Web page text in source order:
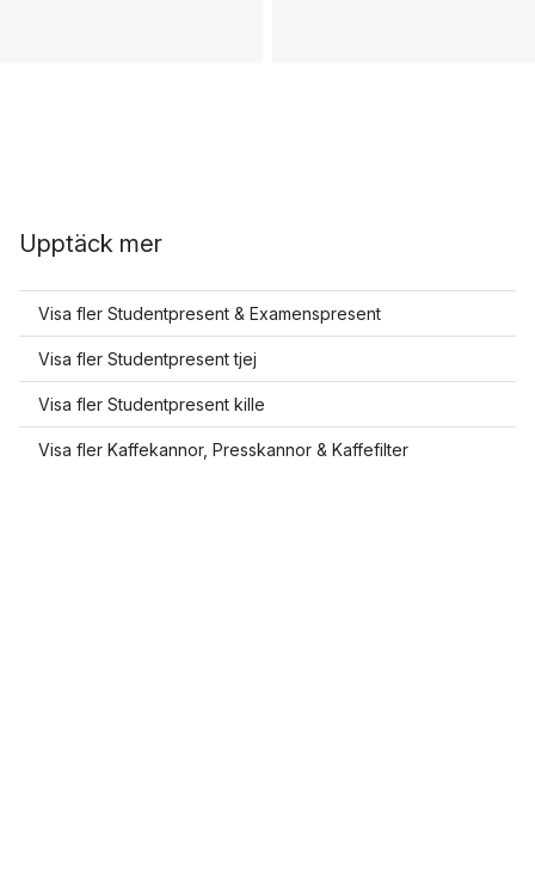
Upptäck mer
Visa fler Studentpresent & Examenspresent
Visa fler Studentpresent tjej
Visa fler Studentpresent kille
Visa fler Kaffekannor, Presskannor & Kaffefilter